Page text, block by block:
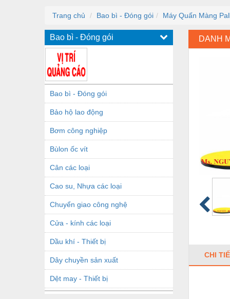
Trang chủ Bao bì - Đóng gói Máy Quấn Màng
Bao bì - Đóng gói
Bao bì - Đóng gói
Bảo hộ lao động
Bơm công nghiệp
Bùlon ốc vít
Cân các loại
Cao su, Nhựa các loại
Chuyển giao công nghệ
Cửa - kính các loại
Dầu khí - Thiết bị
Dây chuyền sản xuất
Dệt may - Thiết bị
DANH
CHI